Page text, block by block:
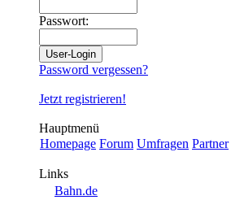
Passwort:
Password vergessen?
Jetzt registrieren!
Hauptmenü
Homepage Forum Umfragen Partner
Links
Bahn.de